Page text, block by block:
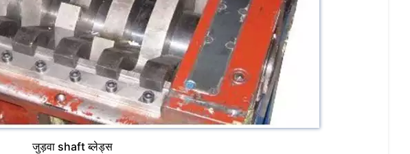
जुड़वा shaft ब्लेड्स